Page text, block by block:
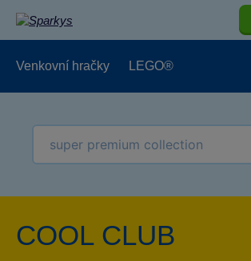
Venkovní hračky LEGO®
COOL CLUB